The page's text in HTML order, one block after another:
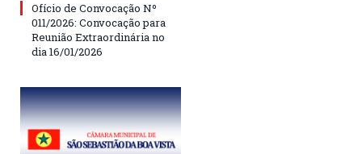
Ofício de Convocação Nº
011/2026: Convocação para
Reunião Extraordinária no
dia 16/01/2026